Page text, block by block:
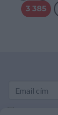
3 385